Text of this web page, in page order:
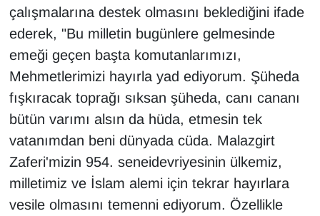
çalışmalarına destek olmasını beklediğini ifade
ederek, "Bu milletin bugünlere gelmesinde
emeği geçen başta komutanlarımızı,
Mehmetlerimizi hayırla yad ediyorum. Şüheda
fışkıracak toprağı sıksan şüheda, canı cananı
bütün varımı alsın da hüda, etmesin tek
vatanımdan beni dünyada cüda. Malazgirt
Zaferi'mizin 954. seneidevriyesinin ülkemiz,
milletimiz ve İslam alemi için tekrar hayırlara
vesile olmasını temenni ediyorum. Özellikle